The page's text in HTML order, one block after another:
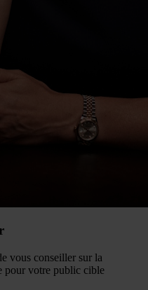
vous conseiller sur la
pour votre public cible